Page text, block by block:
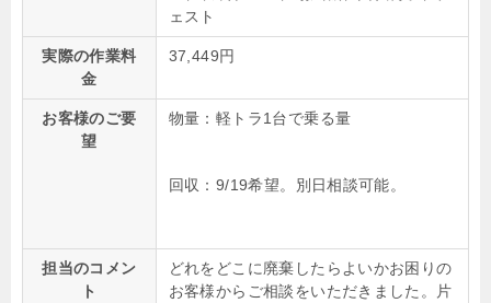
ェスト
実際の作業料
金
37,449円
お客様のご要
望
物量：軽トラ1台で乗る量
回収：9/19希望。別日相談可能。
担当のコメン
ト
どれをどこに廃棄したらよいかお困りの
お客様からご相談をいただきました。片